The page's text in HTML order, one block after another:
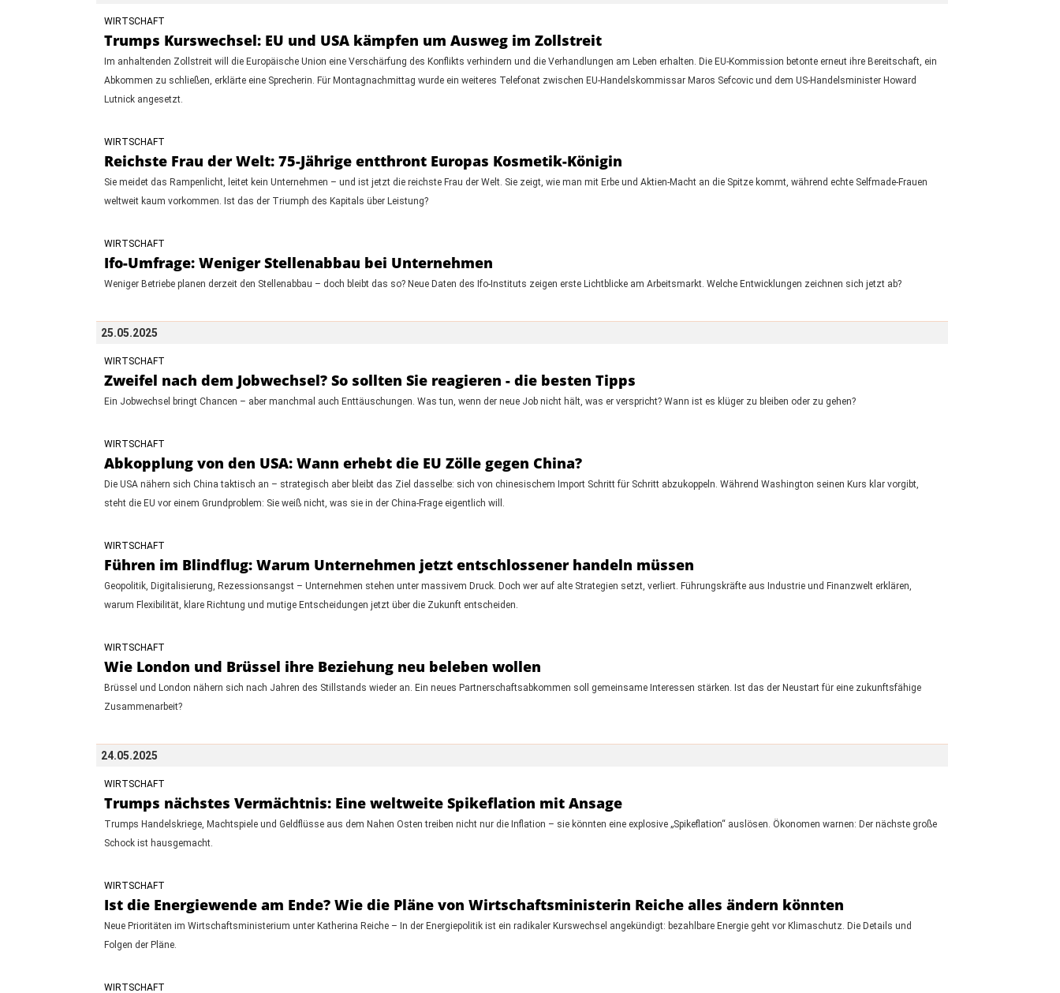
WIRTSCHAFT
Trumps Kurswechsel: EU und USA kämpfen um Ausweg im Zollstreit
Im anhaltenden Zollstreit will die Europäische Union eine Verschärfung des Konflikts verhindern und die Verhandlungen am Leben erhalten. Die EU-Kommission betonte erneut ihre Bereitschaft, ein
Abkommen zu schließen, erklärte eine Sprecherin. Für Montagnachmittag wurde ein weiteres Telefonat zwischen EU-Handelskommissar Maros Sefcovic und dem US-Handelsminister Howard
Lutnick angesetzt.
WIRTSCHAFT
Reichste Frau der Welt: 75-Jährige entthront Europas Kosmetik-Königin
Sie meidet das Rampenlicht, leitet kein Unternehmen – und ist jetzt die reichste Frau der Welt. Sie zeigt, wie man mit Erbe und Aktien-Macht an die Spitze kommt, während echte Selfmade-Frauen
weltweit kaum vorkommen. Ist das der Triumph des Kapitals über Leistung?
WIRTSCHAFT
Ifo-Umfrage: Weniger Stellenabbau bei Unternehmen
Weniger Betriebe planen derzeit den Stellenabbau – doch bleibt das so? Neue Daten des Ifo-Instituts zeigen erste Lichtblicke am Arbeitsmarkt. Welche Entwicklungen zeichnen sich jetzt ab?
25.05.2025
WIRTSCHAFT
Zweifel nach dem Jobwechsel? So sollten Sie reagieren - die besten Tipps
Ein Jobwechsel bringt Chancen – aber manchmal auch Enttäuschungen. Was tun, wenn der neue Job nicht hält, was er verspricht? Wann ist es klüger zu bleiben oder zu gehen?
WIRTSCHAFT
Abkopplung von den USA: Wann erhebt die EU Zölle gegen China?
Die USA nähern sich China taktisch an – strategisch aber bleibt das Ziel dasselbe: sich von chinesischem Import Schritt für Schritt abzukoppeln. Während Washington seinen Kurs klar vorgibt,
steht die EU vor einem Grundproblem: Sie weiß nicht, was sie in der China-Frage eigentlich will.
WIRTSCHAFT
Führen im Blindflug: Warum Unternehmen jetzt entschlossener handeln müssen
Geopolitik, Digitalisierung, Rezessionsangst – Unternehmen stehen unter massivem Druck. Doch wer auf alte Strategien setzt, verliert. Führungskräfte aus Industrie und Finanzwelt erklären,
warum Flexibilität, klare Richtung und mutige Entscheidungen jetzt über die Zukunft entscheiden.
WIRTSCHAFT
Wie London und Brüssel ihre Beziehung neu beleben wollen
Brüssel und London nähern sich nach Jahren des Stillstands wieder an. Ein neues Partnerschaftsabkommen soll gemeinsame Interessen stärken. Ist das der Neustart für eine zukunftsfähige
Zusammenarbeit?
24.05.2025
WIRTSCHAFT
Trumps nächstes Vermächtnis: Eine weltweite Spikeflation mit Ansage
Trumps Handelskriege, Machtspiele und Geldflüsse aus dem Nahen Osten treiben nicht nur die Inflation – sie könnten eine explosive „Spikeflation“ auslösen. Ökonomen warnen: Der nächste große
Schock ist hausgemacht.
WIRTSCHAFT
Ist die Energiewende am Ende? Wie die Pläne von Wirtschaftsministerin Reiche alles ändern könnten
Neue Prioritäten im Wirtschaftsministerium unter Katherina Reiche – In der Energiepolitik ist ein radikaler Kurswechsel angekündigt: bezahlbare Energie geht vor Klimaschutz. Die Details und
Folgen der Pläne.
WIRTSCHAFT